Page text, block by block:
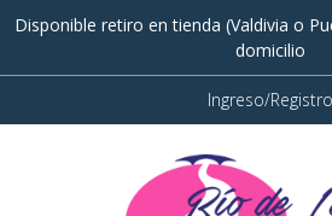
Disponible retiro en tienda (Valdivia o
domicilio
Ingreso/Registro